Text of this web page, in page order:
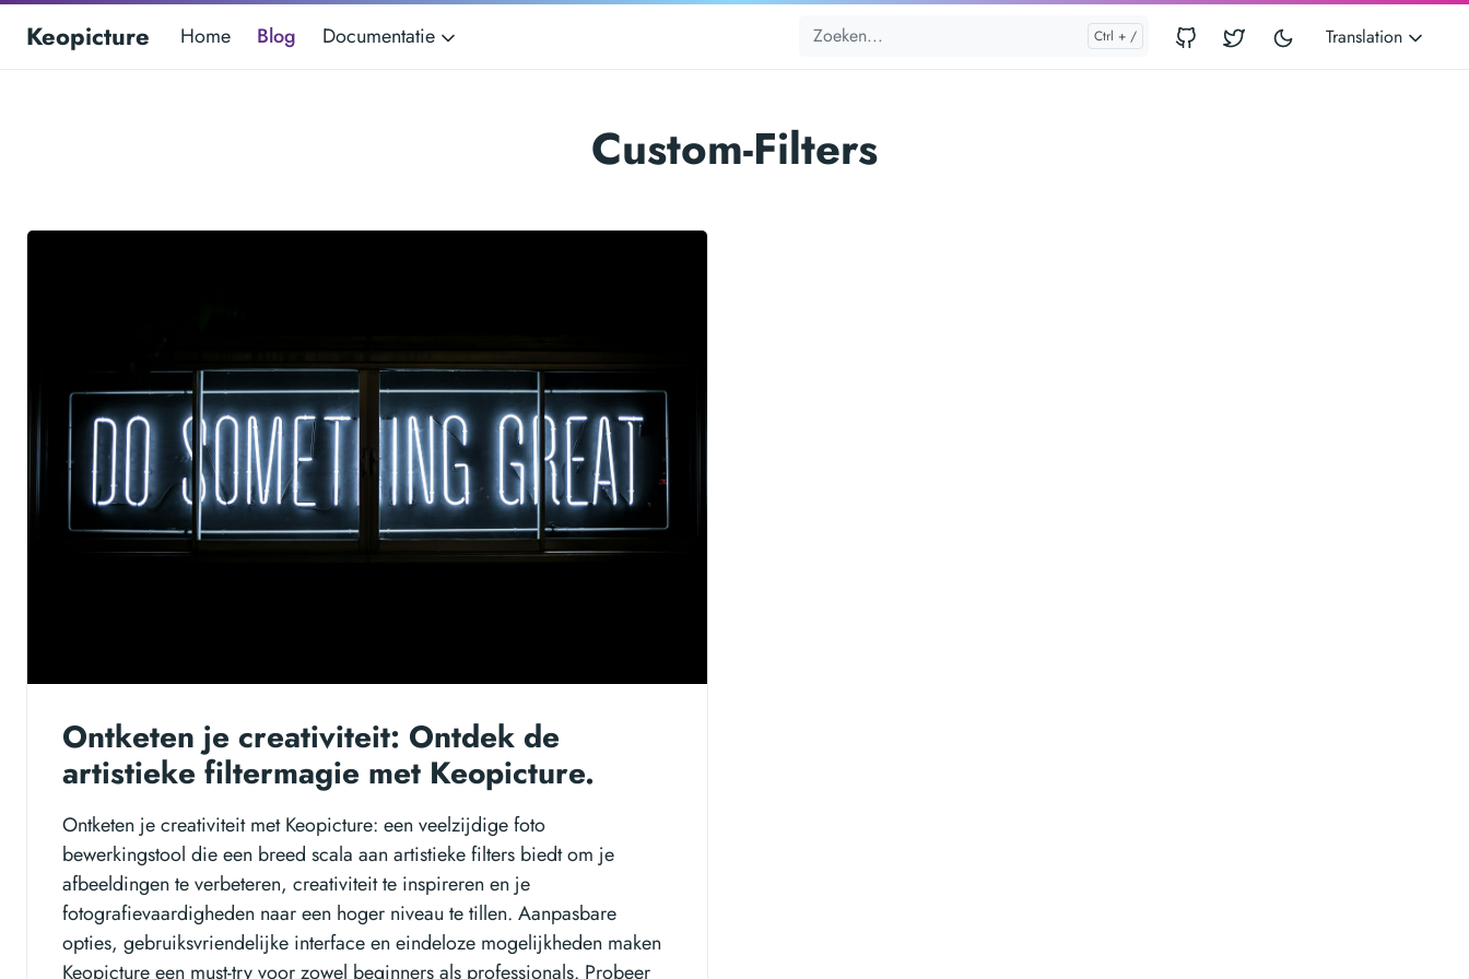
Keopicture Home Blog Documentatie Translation
Custom-Filters
Ontketen je creativiteit: Ontdek de
artistieke filtermagie met Keopicture.
Ontketen je creativiteit met Keopicture: een veelzijdige foto
bewerkingstool die een breed scala aan artistieke filters biedt om je
afbeeldingen te verbeteren, creativiteit te inspireren en je
fotografievaardigheden naar een hoger niveau te tillen. Aanpasbare
opties, gebruiksvriendelijke interface en eindeloze mogelijkheden maken
Keopicture een must-try voor zowel beginners als professionals. Probeer